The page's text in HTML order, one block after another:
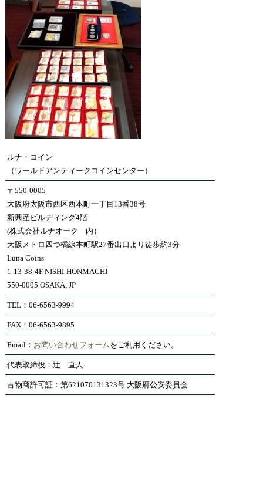
ルナ・コイン
（ワールドアンティークコインセンター）
〒550-0005
大阪府大阪市西区西本町一丁目13番38号
新興産ビルディング4階
(株式会社ルナオーク 内）
大阪メトロ四つ橋線本町駅27番出口より徒歩約3分
Luna Coins
1-13-38-4F NISHI-HONMACHI
550-0005 OSAKA, JP
TEL：06-6563-9994
FAX：06-6563-9895
Email： お問い合わせフォームをご利用ください。
代表取締役：辻 直人
古物商許可証：第621070131323号 大阪府公安委員会